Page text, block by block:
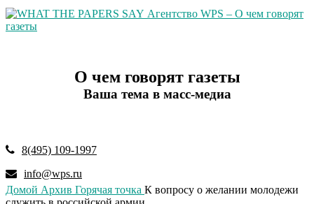
Агентство WPS – О чем говорят
газеты
О чем говорят газеты
Ваша тема в масс-медиа
8(495) 109-1997
info@wps.ru
Домой Архив Горячая точка К вопросу о желании молодежи